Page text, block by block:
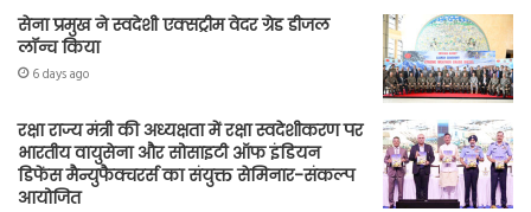
सेना प्रमुख ने स्वदेशी एक्सट्रीम वेदर ग्रेड डीजल
लॉन्च किया
6 days ago
रक्षा राज्य मंत्री की अध्यक्षता में रक्षा स्वदेशीकरण पर
भारतीय वायुसेना और सोसाइटी ऑफ इंडियन
डिफेंस मैन्युफैक्चरर्स का संयुक्त सेमिनार-संकल्प
आयोजित